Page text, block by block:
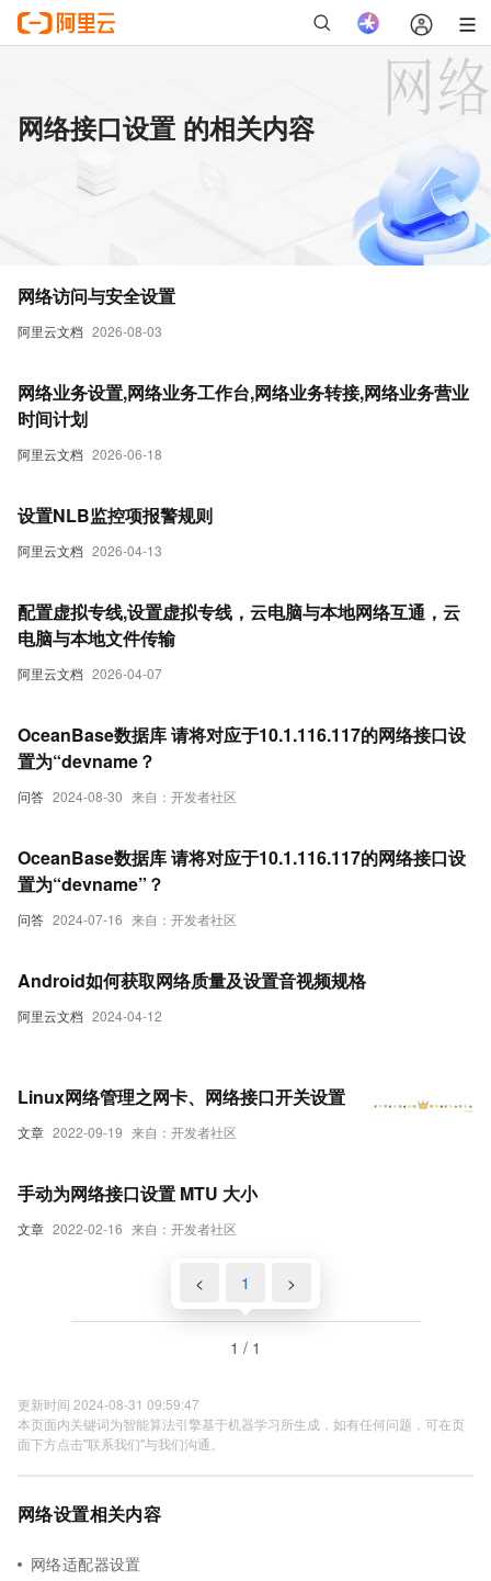
网络接口设置 的相关内容
阿里云文档 2026-08-03
网络访问与安全设置
阿里云文档 2026-06-18
网络业务设置,网络业务工作台,网络业务转接,网络业务营业
时间计划
阿里云文档 2026-04-13
设置NLB监控项报警规则
阿里云文档 2026-04-07
配置虚拟专线,设置虚拟专线，云电脑与本地网络互通，云
电脑与本地文件传输
问答 2024-08-30 来自：开发者社区
OceanBase数据库 请将对应于10.1.116.117的网络接口设
置为“devname？
问答 2024-07-16 来自：开发者社区
OceanBase数据库 请将对应于10.1.116.117的网络接口设
置为“devname”？
阿里云文档 2024-04-12
Android如何获取网络质量及设置音视频规格
文章 2022-09-19 来自：开发者社区
Linux网络管理之网卡、网络接口开关设置
文章 2022-02-16 来自：开发者社区
手动为网络接口设置 MTU 大小
< 1 >
1 / 1
更新时间 2024-08-31 09:59:47
本页面内关键词为智能算法引擎基于机器学习所生成，如有任何问题，可在页
面下方点击"联系我们"与我们沟通。
网络设置相关内容
网络适配器设置